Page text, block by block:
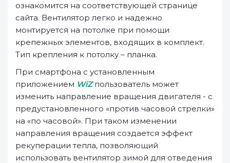
ознакомится на соответствующей странице
сайта. Вентилятор легко и надежно
монтируется на потолке при помощи
крепежных элементов, входящих в комплект.
Тип крепления к потолку – планка.
При смартфона с установленным
приложением WiZпользователь может
изменить направление вращения двигателя - с
предустановленного «против часовой стрелки»
на «по часовой». При таком изменении
направления вращения создается эффект
рекуперации тепла, позволяющий
использовать вентилятор зимой для отведения